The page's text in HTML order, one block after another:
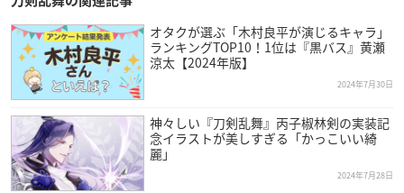
オタクが選ぶ「木村良平が演じるキャラ」
ランキングTOP10！1位は『黒バス』黄瀬
涼太【2024年版】
2024年7月30日
神々しい『刀剣乱舞』丙子椒林剣の実装記
念イラストが美しすぎる「かっこいい綺
麗」
2024年7月28日